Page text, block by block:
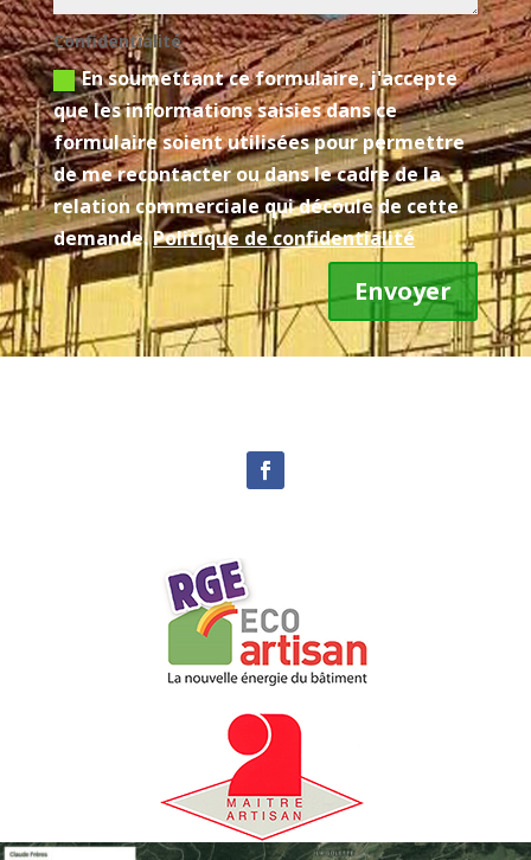
Confidentialité
En soumettant ce formulaire, j'accepte
que les informations saisies dans ce
formulaire soient utilisées pour permettre
de me recontacter ou dans le cadre de la
relation commerciale qui découle de cette
demande.Politique de confidentialité
Envoyer